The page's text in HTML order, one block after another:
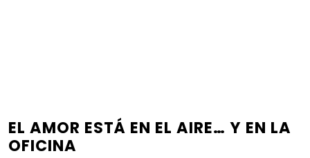
EL AMOR ESTÁ EN EL AIRE… Y EN LA
OFICINA